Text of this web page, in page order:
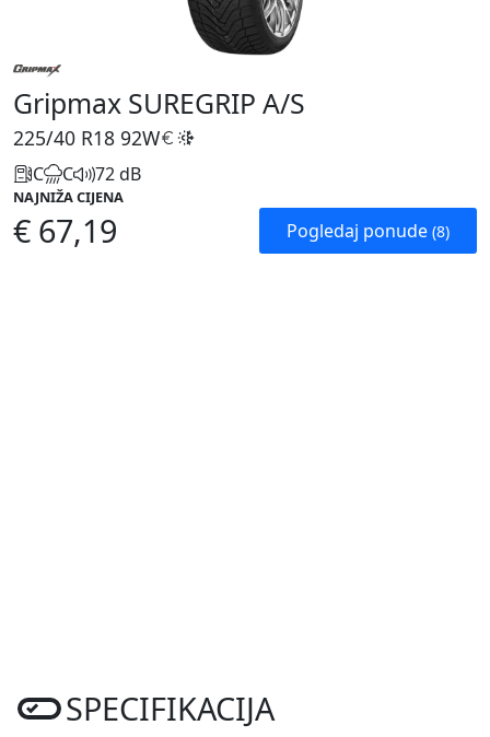
Gripmax SUREGRIP A/S
225/40 R18 92W
C C 72 dB
NAJNIŽA CIJENA
€ 67,19 Pogledaj ponude (8)
SPECIFIKACIJA